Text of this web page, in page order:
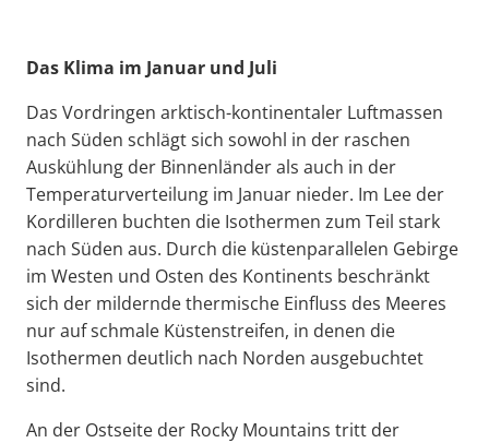
Das Klima im Januar und Juli
Das Vordringen arktisch-kontinentaler Luftmassen
nach Süden schlägt sich sowohl in der raschen
Auskühlung der Binnenländer als auch in der
Temperaturverteilung im Januar nieder. Im Lee der
Kordilleren buchten die Isothermen zum Teil stark
nach Süden aus. Durch die küstenparallelen Gebirge
im Westen und Osten des Kontinents beschränkt
sich der mildernde thermische Einfluss des Meeres
nur auf schmale Küstenstreifen, in denen die
Isothermen deutlich nach Norden ausgebuchtet
sind.
An der Ostseite der Rocky Mountains tritt der